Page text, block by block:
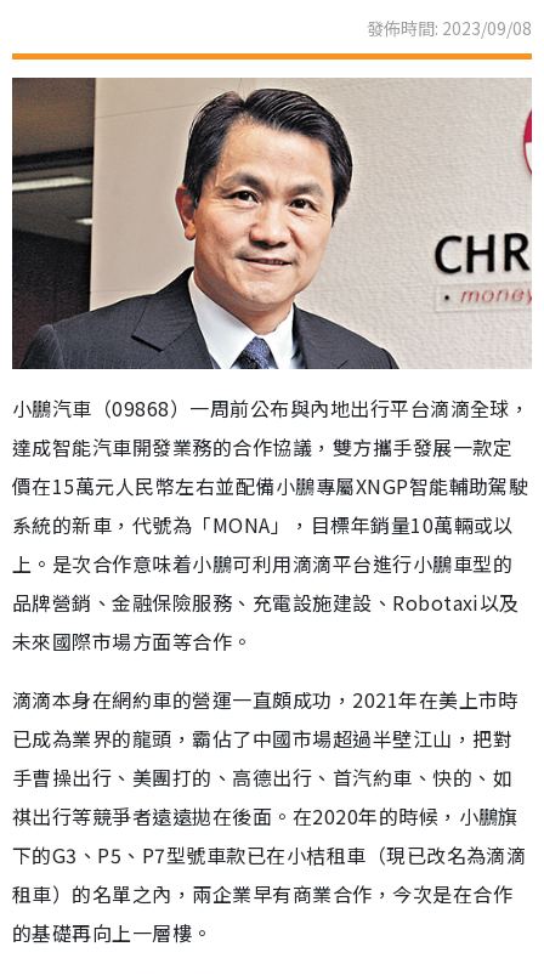
發佈時間: 2023/09/08
小鵬汽車（09868）一周前公布與內地出行平台滴滴全球，
達成智能汽車開發業務的合作協議，雙方攜手發展一款定
價在15萬元人民幣左右並配備小鵬專屬XNGP智能輔助駕駛
系統的新車，代號為「MONA」，目標年銷量10萬輛或以
上。是次合作意味着小鵬可利用滴滴平台進行小鵬車型的
品牌營銷、金融保險服務、充電設施建設、Robotaxi以及
未來國際市場方面等合作。
滴滴本身在網約車的營運一直頗成功，2021年在美上市時
已成為業界的龍頭，霸佔了中國市場超過半壁江山，把對
手曹操出行、美團打的、高德出行、首汽約車、快的、如
祺出行等競爭者遠遠拋在後面。在2020年的時候，小鵬旗
下的G3、P5、P7型號車款已在小桔租車（現已改名為滴滴
租車）的名單之內，兩企業早有商業合作，今次是在合作
的基礎再向上一層樓。